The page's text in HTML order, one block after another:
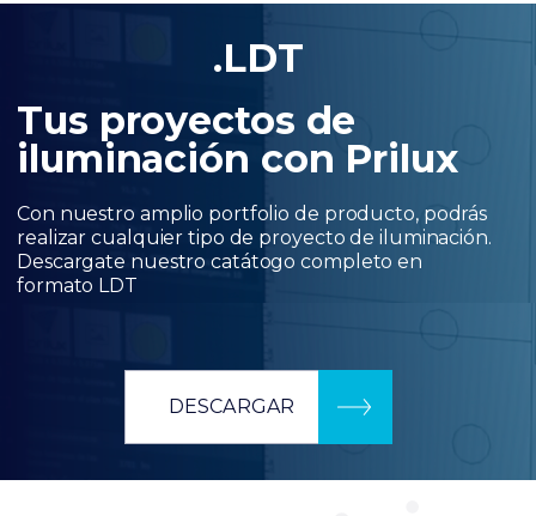
.LDT
Tus proyectos de
iluminación con Prilux
Con nuestro amplio portfolio de producto, podrás
realizar cualquier tipo de proyecto de iluminación.
Descargate nuestro catátogo completo en
formato LDT
DESCARGAR